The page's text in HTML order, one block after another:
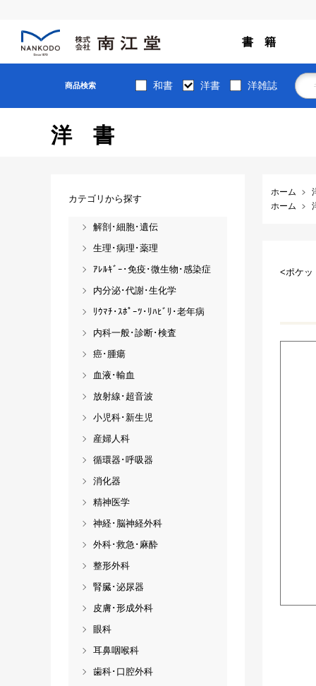
書 籍
商品検索 和書 洋書 洋雑誌
洋書
ホーム
ホーム
<ポケッ
カテゴリから探す
解剖･細胞･遺伝
生理･病理･薬理
ｱﾚﾙｷﾞｰ･免疫･微生物･感染症
内分泌･代謝･生化学
ﾘｳﾏﾁ･ｽﾎﾟｰﾂ･ﾘﾊﾋﾞﾘ･老年病
内科一般･診断･検査
癌･腫瘍
血液･輸血
放射線･超音波
小児科･新生児
産婦人科
循環器･呼吸器
消化器
精神医学
神経･脳神経外科
外科･救急･麻酔
整形外科
腎臓･泌尿器
皮膚･形成外科
眼科
耳鼻咽喉科
歯科･口腔外科